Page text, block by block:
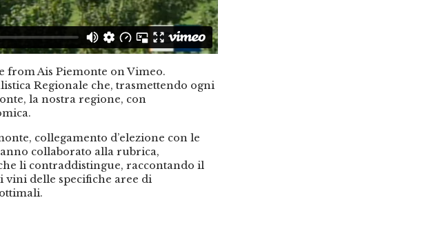
from Ais Piemonte on Vimeo.
Regionale che, trasmettendo ogni
la nostra regione, con
collegamento d’elezione con le
collaborato alla rubrica,
li contraddistingue, raccontando il
delle specifiche aree di